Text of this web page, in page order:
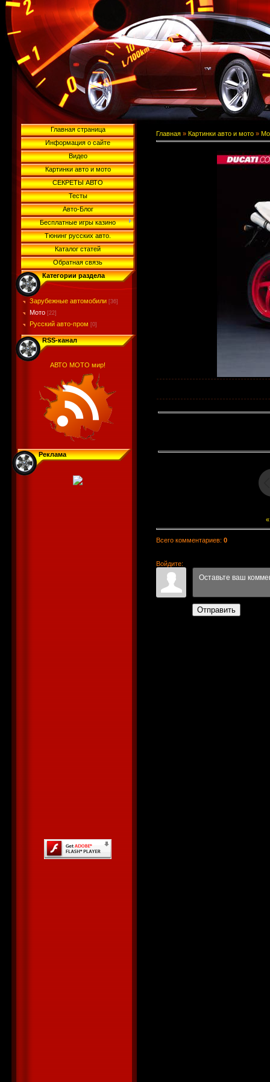
Главная страница
Информация о сайте
Видео
Картинки авто и мото
СЕКРЕТЫ АВТО
Тесты
Авто-Блог
Бесплатные игры казино
Тюнинг русских авто.
Каталог статей
Обратная связь
Категории раздела
Зарубежные автомобили [36]
Мото [22]
Русский авто-пром [0]
RSS-канал
АВТО МОТО мир!
Реклама
Главная » Картинки авто и мото »
Всего комментариев: 0
Войдите:
Отправить